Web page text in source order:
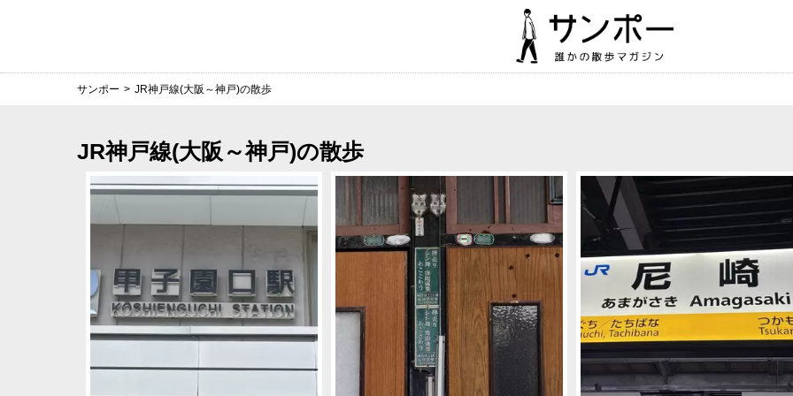
サンポー > JR神戸線(大阪～神戸)の散歩
JR神戸線(大阪～神戸)の散歩